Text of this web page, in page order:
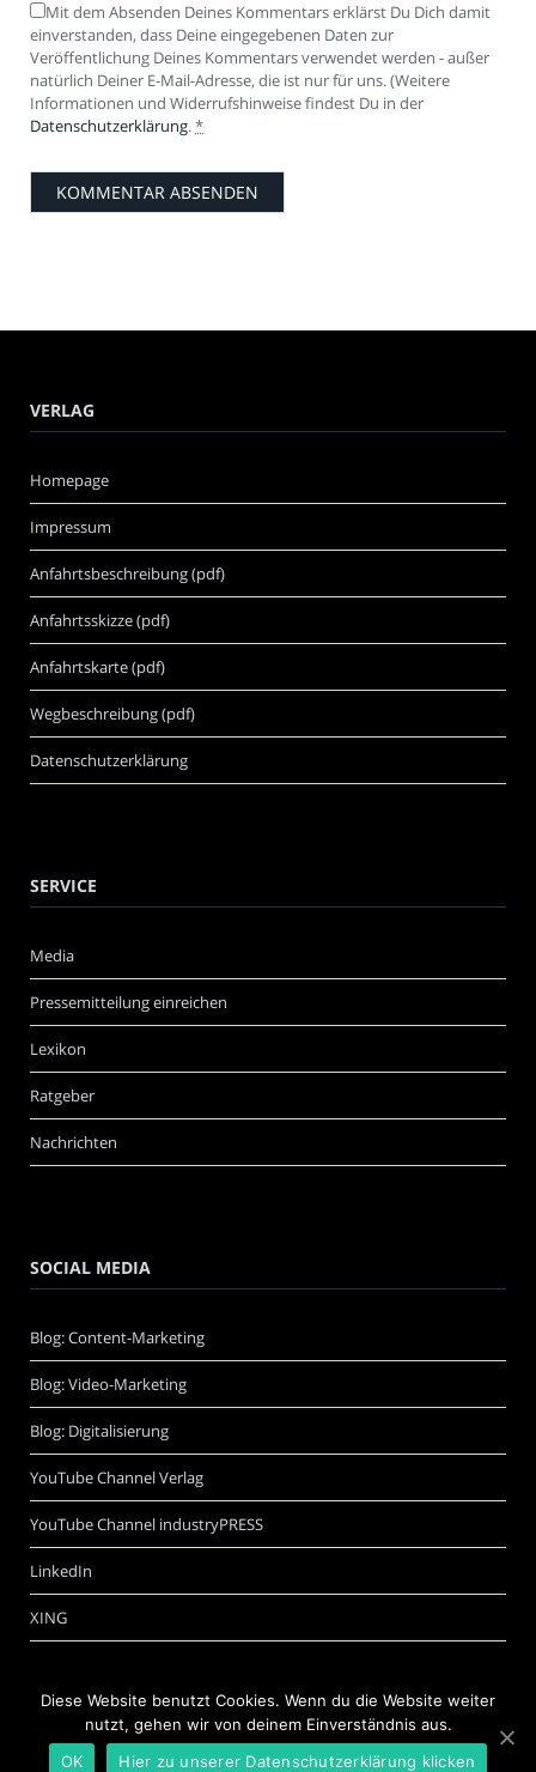
Mit dem Absenden Deines Kommentars erklärst Du Dich damit
einverstanden, dass Deine eingegebenen Daten zur
Veröffentlichung Deines Kommentars verwendet werden - außer
natürlich Deiner E-Mail-Adresse, die ist nur für uns. (Weitere
Informationen und Widerrufshinweise findest Du in der
Datenschutzerklärung.*
VERLAG
Homepage
Impressum
Anfahrtsbeschreibung (pdf)
Anfahrtsskizze (pdf)
Anfahrtskarte (pdf)
Wegbeschreibung (pdf)
Datenschutzerklärung
SERVICE
Media
Pressemitteilung einreichen
Lexikon
Ratgeber
Nachrichten
SOCIAL MEDIA
Blog: Content-Marketing
Blog: Video-Marketing
Blog: Digitalisierung
YouTube Channel Verlag
YouTube Channel industryPRESS
LinkedIn
XING
Diese Website benutzt Cookies. Wenn du die Website weiter
nutzt, gehen wir von deinem Einverständnis aus.
OK
Hier zu unserer Datenschutzerklärung klicken